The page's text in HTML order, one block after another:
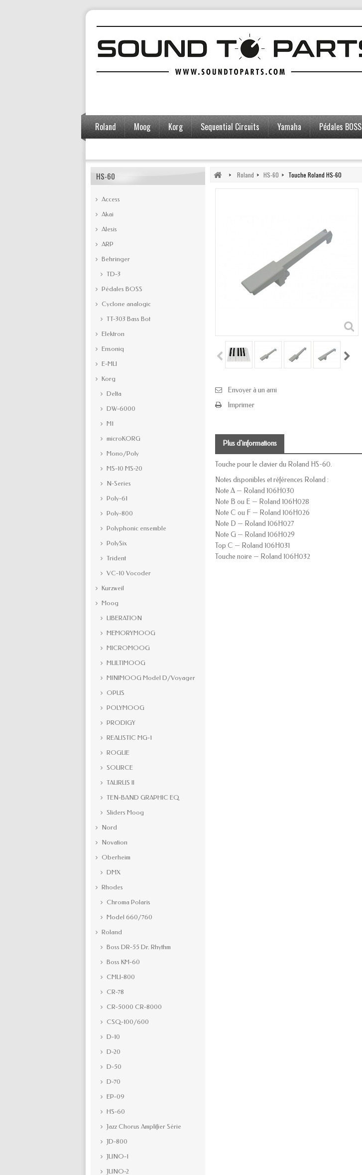
Roland Moog Korg Sequential Circuits Yamaha Pédales BOSS
HS-60
Access
Akai
Alesis
ARP
Behringer
TD-3
Pédales BOSS
Cyclone analogic
TT-303 Bass Bot
Elektron
Ensoniq
E-MU
Korg
Delta
DW-6000
M1
microKORG
Mono/Poly
MS-10 MS-20
N-Series
Poly-61
Poly-800
Polyphonic ensemble
PolySix
Trident
VC-10 Vocoder
Kurzweil
Moog
LIBERATION
MEMORYMOOG
MICROMOOG
MULTIMOOG
MINIMOOG Model D/Voyager
OPUS
POLYMOOG
PRODIGY
REALISTIC MG-1
ROGUE
SOURCE
TAURUS II
TEN-BAND GRAPHIC EQ
Sliders Moog
Nord
Novation
Oberheim
DMX
Rhodes
Chroma Polaris
Model 660/760
Roland
Boss DR-55 Dr. Rhythm
Boss KM-60
CMU-800
CR-78
CR-5000 CR-8000
CSQ-100/600
D-10
D-20
D-50
D-70
EP-09
HS-60
Jazz Chorus Amplifier Série
JD-800
JUNO-1
JUNO-2
> Roland > HS-60 > Touche Roland HS-60
Envoyer à un ami
Imprimer
Plus d'informations
Touche pour le clavier du Roland HS-60.
Notes disponibles et références Roland :
Note A — Roland 106H030
Note B ou E — Roland 106H028
Note C ou F — Roland 106H026
Note D — Roland 106H027
Note G — Roland 106H029
Top C — Roland 106H031
Touche noire — Roland 106H032